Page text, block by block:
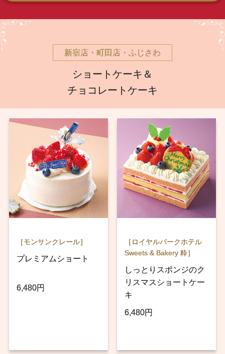
新宿店・町田店・ふじさわ
ショートケーキ＆
チョコレートケーキ
［モンサンクレール］
プレミアムショート
6,480円
［ロイヤルパークホテル
Sweets & Bakery 粋］
しっとりスポンジのク
リスマスショートケー
キ
6,480円